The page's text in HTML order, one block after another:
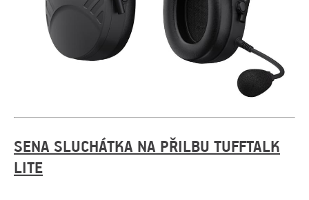
SENA SLUCHÁTKA NA PŘILBU TUFFTALK
LITE